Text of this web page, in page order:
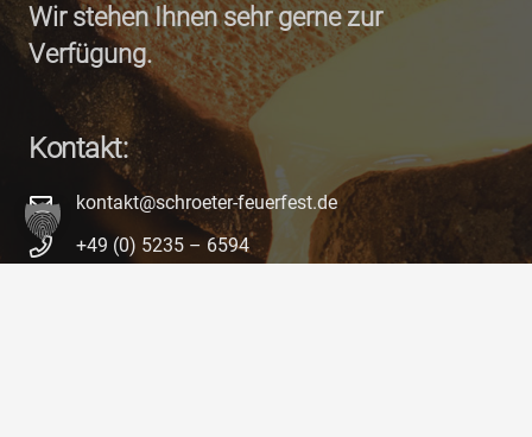
Wir stehen Ihnen sehr gerne zur
Verfügung.
Kontakt:
kontakt@schroeter-feuerfest.de
+49 (0) 5235 – 6594